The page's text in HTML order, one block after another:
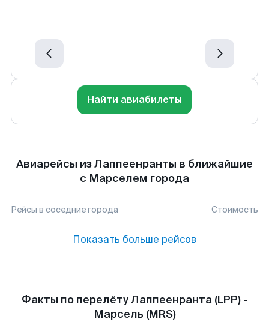
Найти авиабилеты
Авиарейсы из Лаппеенранты в ближайшие
с Марселем города
Рейсы в соседние города Стоимость
Показать больше рейсов
Факты по перелёту Лаппеенранта (LPP) -
Марсель (MRS)